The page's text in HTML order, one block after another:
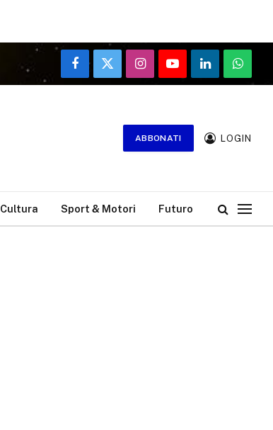
Facebook
X
(Twitter)
InstagramYouTubeLinkedIn
ABBONATI LOGIN
Cultura Sport & Motori Futuro